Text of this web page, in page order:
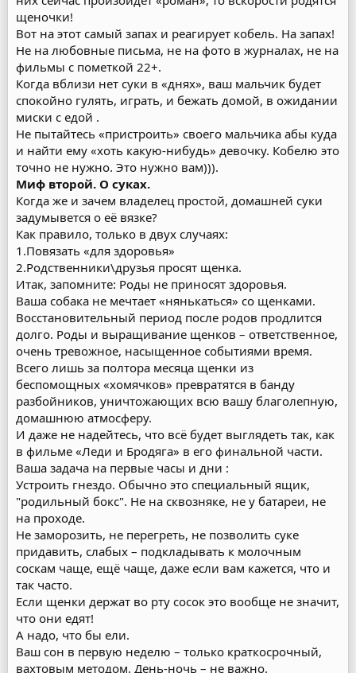
щеночки!
Вот на этот самый запах и реагирует кобель. На запах!
Не на любовные письма, не на фото в журналах, не на
фильмы с пометкой 22+.
Когда вблизи нет суки в «днях», ваш мальчик будет
спокойно гулять, играть, и бежать домой, в ожидании
миски с едой .
Не пытайтесь «пристроить» своего мальчика абы куда
и найти ему «хоть какую-нибудь» девочку. Кобелю это
точно не нужно. Это нужно вам))).
Миф второй. О суках.
Когда же и зачем владелец простой, домашней суки
задумывется о её вязке?
Как правило, только в двух случаях:
1.Повязать «для здоровья»
2.Родственники\друзья просят щенка.
Итак, запомните: Роды не приносят здоровья.
Ваша собака не мечтает «нянькаться» со щенками.
Восстановительный период после родов продлится
долго. Роды и выращивание щенков – ответственное,
очень тревожное, насыщенное событиями время.
Всего лишь за полтора месяца щенки из
беспомощных «хомячков» превратятся в банду
разбойников, уничтожающих всю вашу благолепную,
домашнюю атмосферу.
И даже не надейтесь, что всё будет выглядеть так, как
в фильме «Леди и Бродяга» в его финальной части.
Ваша задача на первые часы и дни :
Устроить гнездо. Обычно это специальный ящик,
"родильный бокс". Не на сквозняке, не у батареи, не
на проходе.
Не заморозить, не перегреть, не позволить суке
придавить, слабых – подкладывать к молочным
соскам чаще, ещё чаще, даже если вам кажется, что и
так часто.
Если щенки держат во рту сосок это вообще не значит,
что они едят!
А надо, что бы ели.
Ваш сон в первую неделю – только краткосрочный,
вахтовым методом. День-ночь – не важно.